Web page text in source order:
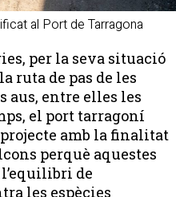
al Port de Tarragona
per la seva situació
ruta de pas de les
aus, entre elles les
el port tarragoní
amb la finalitat
perquè aquestes
de
les espècies